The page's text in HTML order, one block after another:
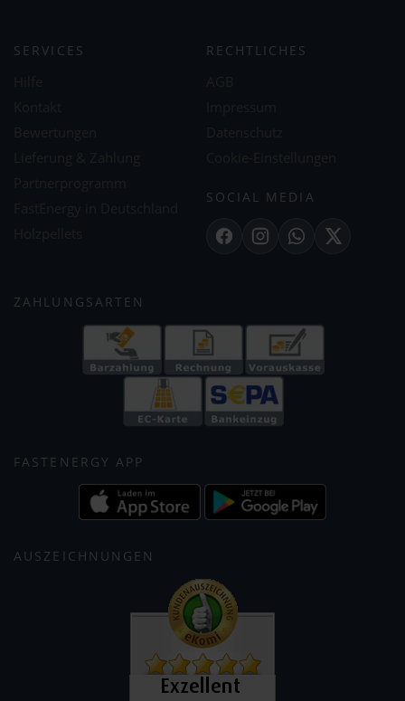
SERVICES RECHTLICHES
SOCIAL MEDIA
FacebookInstagramWhatsApp
X
ZAHLUNGSARTEN
FASTENERGY APP
AUSZEICHNUNGEN